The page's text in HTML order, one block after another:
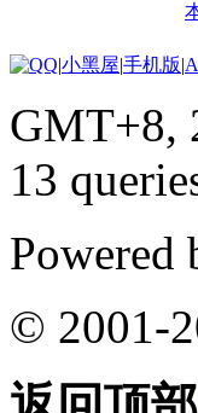
|小黑屋|手机版|
GMT+8,
13
Powered
© 2001-